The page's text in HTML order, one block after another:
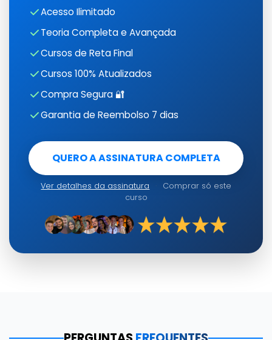
Acesso Ilimitado
Teoria Completa e Avançada
Cursos de Reta Final
Cursos 100% Atualizados
Compra Segura 🔐
Garantia de Reembolso 7 dias
QUERO A ASSINATURA COMPLETA
Ver detalhes da assinatura ·
Comprar só este
curso